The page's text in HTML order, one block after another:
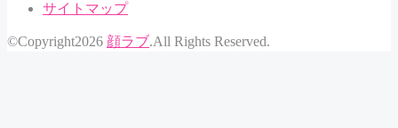
サイトマップ
©Copyright2026 顔ラブ.All Rights Reserved.